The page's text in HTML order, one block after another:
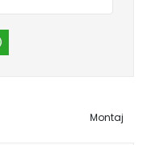
Montaj